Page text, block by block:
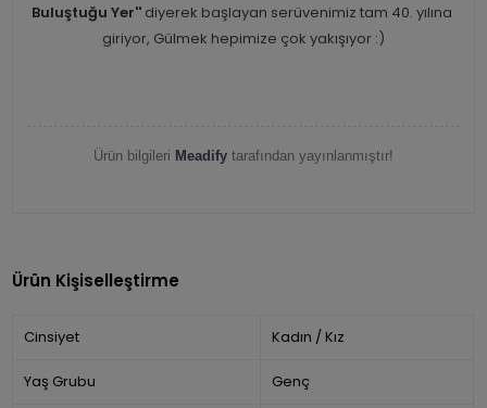
Buluştuğu Yer'' diyerek başlayan serüvenimiz tam 40. yılına
giriyor, Gülmek hepimize çok yakışıyor :)
Ürün bilgileri Meadify tarafından yayınlanmıştır!
Ürün Kişiselleştirme
Cinsiyet Kadın / Kız
Yaş Grubu Genç